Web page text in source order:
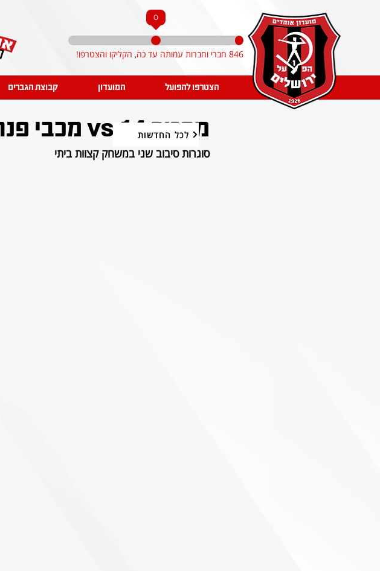
0
846 חברי וחברות עמותה עד כה, הקליקו והצטרפו!
הצטרפו להפועל המועדון קבוצת הגברים
מחזור 14 vs מכבי פנתרות אשדוד
סוגרות סיבוב שני במשחק קצוות ביתי
לכל החדשות